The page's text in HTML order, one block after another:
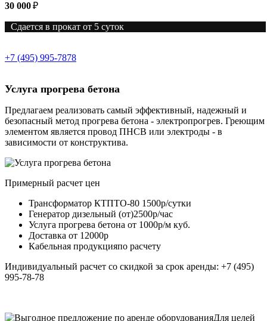
30 000₽
Сдается в прокат от 5 суток
+7 (495) 995-7878
Услуга прогрева бетона
Предлагаем реализовать самый эффективный, надежный и
безопасный метод прогрева бетона - электропрогрев. Греющим
элементом является провод ПНСВ или электроды - в
зависимости от конструктива.
Примерный расчет цен
Трансформатор КТПТО-80 1500р/сутки
Генератор дизельный (от)2500р/час
Услуга прогрева бетона от 1000р/м куб.
Доставка от 12000р
Кабельная продукцияпо расчету
Индивидуальный расчет со скидкой за срок аренды: +7 (495)
995-78-78
Для целей